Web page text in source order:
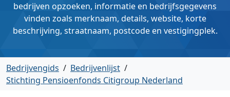
bedrijven opzoeken, informatie en bedrijfsgegevens
vinden zoals merknaam, details, website, korte
beschrijving, straatnaam, postcode en vestigingplek.
Bedrijvengids / Bedrijvenlijst /
Stichting Pensioenfonds Citigroup Nederland